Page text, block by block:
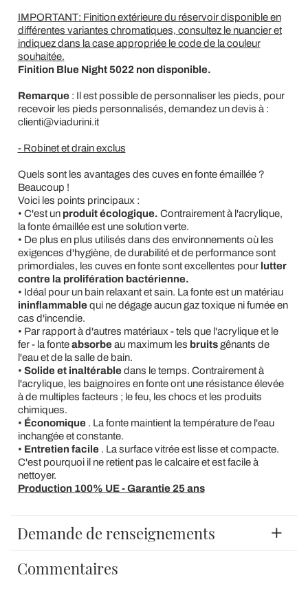
IMPORTANT: Finition extérieure du réservoir disponible en
différentes variantes chromatiques, consultez le nuancier et
indiquez dans la case appropriée le code de la couleur
souhaitée.
Finition Blue Night 5022 non disponible.
Remarque: Il est possible de personnaliser les pieds, pour
recevoir les pieds personnalisés, demandez un devis à :
clienti@viadurini.it
- Robinet et drain exclus
Quels sont les avantages des cuves en fonte émaillée ?
Beaucoup !
Voici les points principaux :
• C'est un produit écologique. Contrairement à l'acrylique,
la fonte émaillée est une solution verte.
• De plus en plus utilisés dans des environnements où les
exigences d'hygiène, de durabilité et de performance sont
primordiales, les cuves en fonte sont excellentes pour lutter
contre la prolifération bactérienne.
• Idéal pour un bain relaxant et sain. La fonte est un matériau
ininflammablequi ne dégage aucun gaz toxique ni fumée en
cas d'incendie.
• Par rapport à d'autres matériaux - tels que l'acrylique et le
fer - la fonteabsorbeau maximum les bruitsgênants de
l'eau et de la salle de bain.
• Solide et inaltérabledans le temps. Contrairement à
l'acrylique, les baignoires en fonte ont une résistance élevée
à de multiples facteurs ; le feu, les chocs et les produits
chimiques.
• Économique. La fonte maintient la température de l'eau
inchangée et constante.
• Entretien facile. La surface vitrée est lisse et compacte.
C'est pourquoi il ne retient pas le calcaire et est facile à
nettoyer.
Production 100% UE - Garantie 25 ans
Demande de renseignements
Commentaires